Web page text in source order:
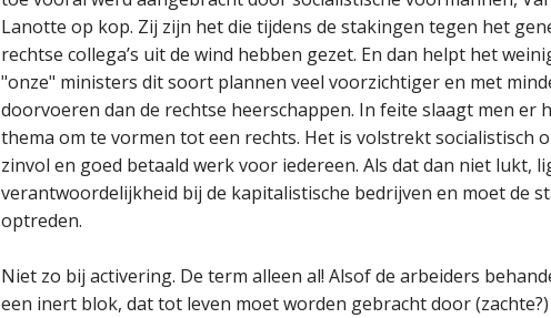
Lanotte op kop. Zij zijn het die tijdens de stakingen tegen het
rechtse collega’s uit de wind hebben gezet. En dan helpt het
"onze" ministers dit soort plannen veel voorzichtiger en met
doorvoeren dan de rechtse heerschappen. In feite slaagt men er
thema om te vormen tot een rechts. Het is volstrekt socialistisch
zinvol en goed betaald werk voor iedereen. Als dat dan niet lukt,
verantwoordelijkheid bij de kapitalistische bedrijven en moet de
optreden.
Niet zo bij activering. De term alleen al! Alsof de arbeiders
een inert blok, dat tot leven moet worden gebracht door